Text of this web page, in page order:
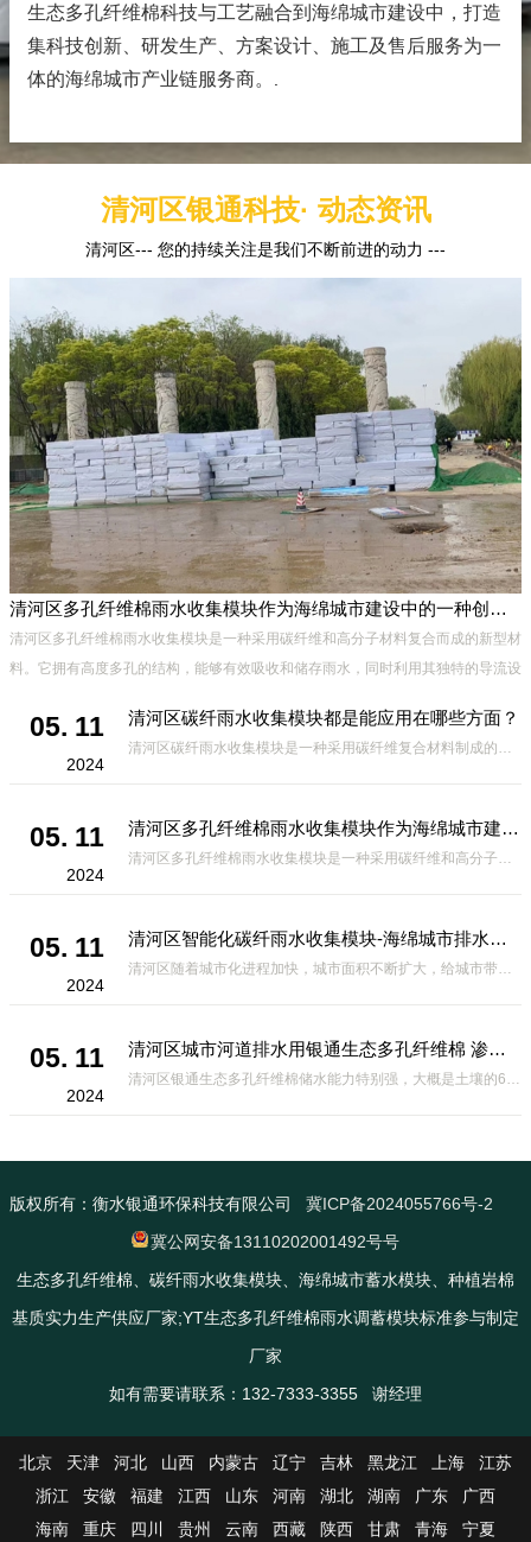
生态多孔纤维棉科技与工艺融合到海绵城市建设中，打造
集科技创新、研发生产、方案设计、施工及售后服务为一
体的海绵城市产业链服务商。
清河区银通科技· 动态资讯
清河区--- 您的持续关注是我们不断前进的动力 ---
清河区多孔纤维棉雨水收集模块作为海绵城市建设中的一种创新材料
清河区多孔纤维棉雨水收集模块是一种采用碳纤维和高分子材料复合而成的新型材
料。它拥有高度多孔的结构，能够有效吸收和储存雨水，同时利用其独特的导流设
05. 11
2024
清河区碳纤雨水收集模块都是能应用在哪些方面？
清河区碳纤雨水收集模块是一种采用碳纤维复合材料制成的雨水收集装置，具有*、环保、可持续等诸多优点。这种模块的设计独特，结构轻巧且强度高，耐腐蚀，能够在各种环境条件下稳定运行。其广泛的应用领域不仅体现在城市规
05. 11
2024
清河区多孔纤维棉雨水收集模块作为海绵城市建设中的一种创新材料
清河区多孔纤维棉雨水收集模块是一种采用碳纤维和高分子材料复合而成的新型材料。它拥有高度多孔的结构，能够有效吸收和储存雨水，同时利用其独特的导流设计，将雨水迅速排出，有效防止城市内涝的发生。此外，该材料还具有
05. 11
2024
清河区智能化碳纤雨水收集模块-海绵城市排水蓄水系统的优选项
清河区随着城市化进程加快，城市面积不断扩大，给城市带来的问题也随之增加。其中之一就是水资源的短缺。雨水收集是一种解决城市水资源短缺的有效途径。在雨水收集技术中，智能化碳纤雨水收集模块的出现，为解决城市水资源
05. 11
2024
清河区城市河道排水用银通生态多孔纤维棉 渗透性好重量轻
清河区银通生态多孔纤维棉储水能力特别强，大概是土壤的6倍，所以在下暴雨或者是严重的雨雪天气时，能将降水量很好的吸收掉，到了天气晴朗之后又会将这些水分蒸发到空气中。这种材料在绿化环保上能起到很大的作用，能够大
版权所有：衡水银通环保科技有限公司
冀ICP备2024055766号-2
冀公网安备13110202001492号号
生态多孔纤维棉、碳纤雨水收集模块、海绵城市蓄水模块、种植岩棉
基质实力生产供应厂家;YT生态多孔纤维棉雨水调蓄模块标准参与制定
厂家
如有需要请联系：132-7333-3355 谢经理
北京 天津 河北 山西 内蒙古 辽宁 吉林 黑龙江 上海
江苏
浙江
安徽 福建 江西 山东 河南 湖北 湖南 广东
广西
海南
重庆 四川 贵州 云南 西藏 陕西 甘肃 青海 宁夏